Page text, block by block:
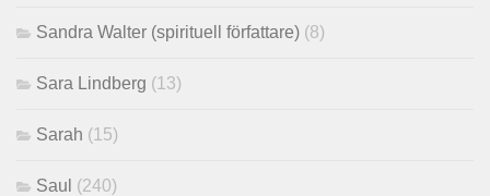
Sandra Walter (spirituell författare) (8)
Sara Lindberg (13)
Sarah (15)
Saul (240)